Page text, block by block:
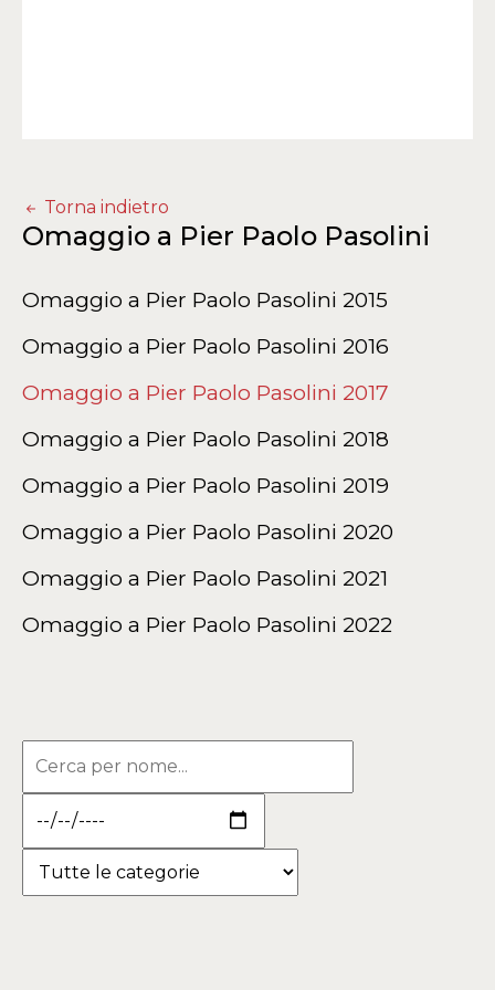
Torna indietro
Omaggio a Pier Paolo Pasolini
Omaggio a Pier Paolo Pasolini 2015
Omaggio a Pier Paolo Pasolini 2016
Omaggio a Pier Paolo Pasolini 2017
Omaggio a Pier Paolo Pasolini 2018
Omaggio a Pier Paolo Pasolini 2019
Omaggio a Pier Paolo Pasolini 2020
Omaggio a Pier Paolo Pasolini 2021
Omaggio a Pier Paolo Pasolini 2022